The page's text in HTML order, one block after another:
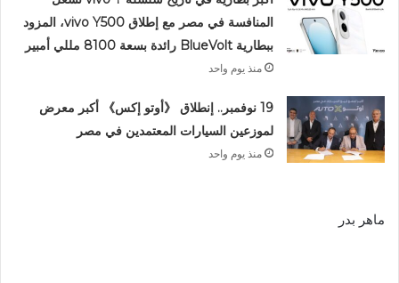
المنافسة في مصر مع إطلاق vivo Y500، المزود
ببطارية BlueVolt رائدة بسعة 8100 مللي أمبير
منذ يوم واحد
19 نوفمبر.. إنطلاق 《أوتو إكس》 أكبر معرض
لموزعين السيارات المعتمدين في مصر
منذ يوم واحد
ماهر بدر